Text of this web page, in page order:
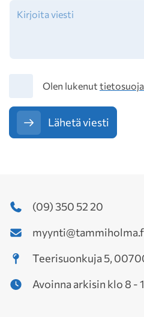
TietosuojaOlen lukenut
Lähetä viesti
(09) 350 52 20
Teerisuonkuja 5,
Avoinna arkisin klo 8 -